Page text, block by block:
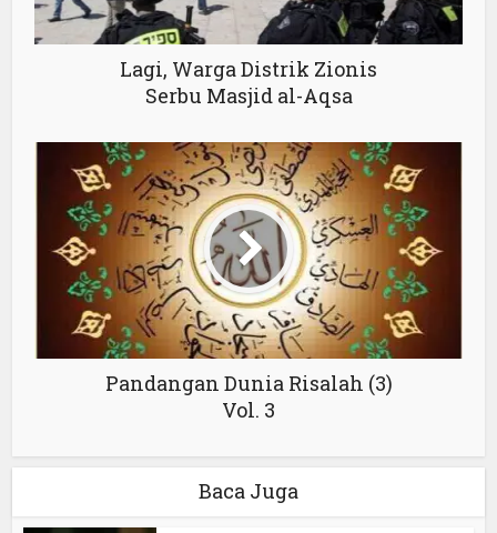
Lagi, Warga Distrik Zionis
Serbu Masjid al-Aqsa
Pandangan Dunia Risalah (3)
Vol. 3
Baca Juga